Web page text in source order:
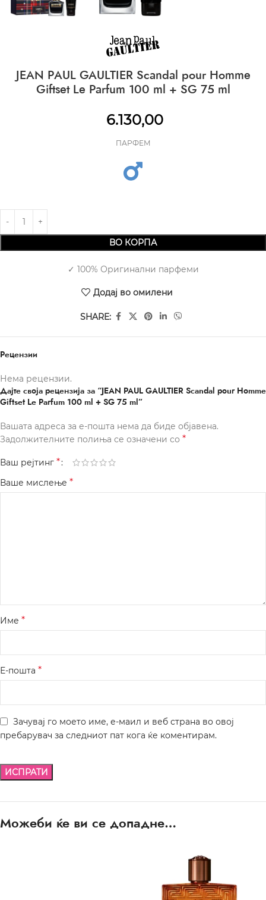
JEAN PAUL GAULTIER Scandal pour Homme
Giftset Le Parfum 100 ml + SG 75 ml
6.130,00
ПАРФЕМ
ВО КОРПА
✓ 100% Оригинални парфеми
Додај во омилени
SHARE:
Рецензии
Нема рецензии.
Дајте своја рецензија за “JEAN PAUL GAULTIER Scandal pour Homme
Giftset Le Parfum 100 ml + SG 75 ml”
Вашата адреса за е-пошта нема да биде објавена.
Задолжителните полиња се означени со *
Ваш рејтинг *
Ваше мислење *
Име *
Е-пошта *
Зачувај го моето име, е-маил и веб страна во овој
пребарувач за следниот пат кога ќе коментирам.
Можеби ќе ви се допадне…